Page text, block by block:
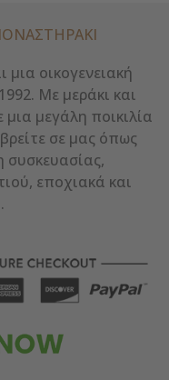
οικογενειακή
Με μεράκι και
μεγάλη ποικιλία
σε μας όπως
συσκευασίας,
εποχιακά και